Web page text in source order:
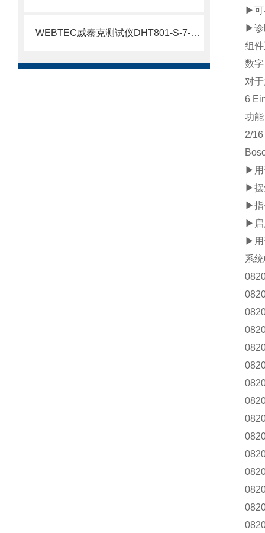
WEBTEC威泰克测试仪DHT801-S-7-L介绍
▶可
▶诊
组
数
对
6
功
2/
▶用
▶摆
▶指
▶启
▶用
系